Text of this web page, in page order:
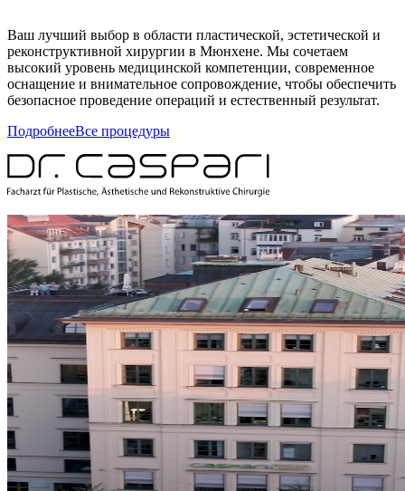
Ваш лучший выбор в области пластической, эстетической и
реконструктивной хирургии в Мюнхене. Мы сочетаем
высокий уровень медицинской компетенции, современное
оснащение и внимательное сопровождение, чтобы обеспечить
безопасное проведение операций и естественный результат.
ПодробнееВсе процедуры